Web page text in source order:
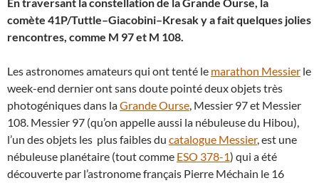
comète 41P/Tuttle–Giacobini–Kresak y a fait quelques jolies
rencontres, comme M 97 et M 108.
Les astronomes amateurs qui ont tenté le marathon Messier le
week-end dernier ont sans doute pointé deux objets très
photogéniques dans laGrande Ourse, Messier 97 et Messier
108. Messier 97 (qu’on appelle aussi la nébuleuse du Hibou),
l’un des objets les plus faibles du catalogue Messier, est une
nébuleuse planétaire (tout comme ESO 378-1) qui a été
découverte par l’astronome français Pierre Méchain le 16